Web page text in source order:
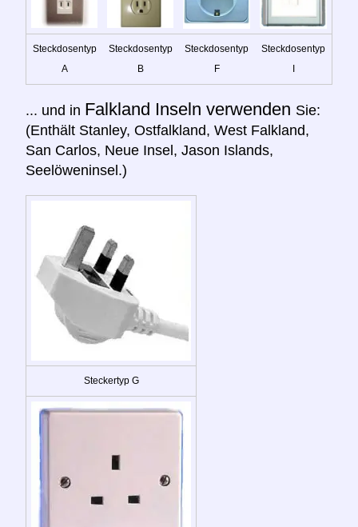
Steckdosentyp
A
Steckdosentyp
B
Steckdosentyp
F
Steckdosentyp
I
... und in Falkland Inseln verwenden Sie:
(Enthält Stanley, Ostfalkland, West Falkland,
San Carlos, Neue Insel, Jason Islands,
Seelöweninsel.)
Steckertyp G